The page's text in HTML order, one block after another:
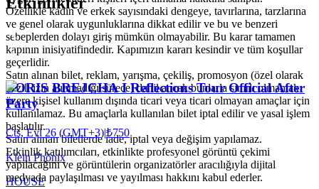
Özellikle kadın ve erkek sayısındaki dengeye, tavırlarına, tarzlarına
ve genel olarak uygunluklarına dikkat edilir ve bu ve benzeri
sebeplerden dolayı giriş mümkün olmayabilir. Bu karar tamamen
kapının inisiyatifindedir. Kapımızın kararı kesindir ve tüm koşullar
geçerlidir.
Satın alınan bilet, reklam, yarışma, çekiliş, promosyon (özel olarak
yazılı izin alınmadığı sürece) dahil ancak bunlarla sınırlı olmamak
üzere kişisel kullanım dışında ticari veya ticari olmayan amaçlar için
kullanılamaz. Bu amaçlarla kullanılan bilet iptal edilir ve yasal işlem
başlatılır.
Satın alınan biletlerde iade, iptal veya değişim yapılamaz.
Etkinlik katılımcıları, etkinlikte profesyonel görüntü çekimi
yapılacağını ve görüntülerin organizatörler aracılığıyla dijital
medyada paylaşılması ve yayılması hakkını kabul ederler.
BORIS BREJCHA I Reflections Tour Official After
Party
Cts, Eyl 26 (GMT+3)|₺750
Klein Phönix
HOUSE